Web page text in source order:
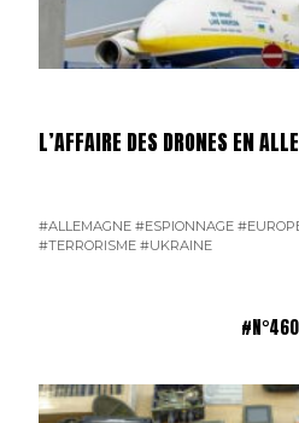
L’AFFAIRE DES DRONES EN
#ALLEMAGNE #ESPIONNAGE
#TERRORISME #UKRAINE
#N°460